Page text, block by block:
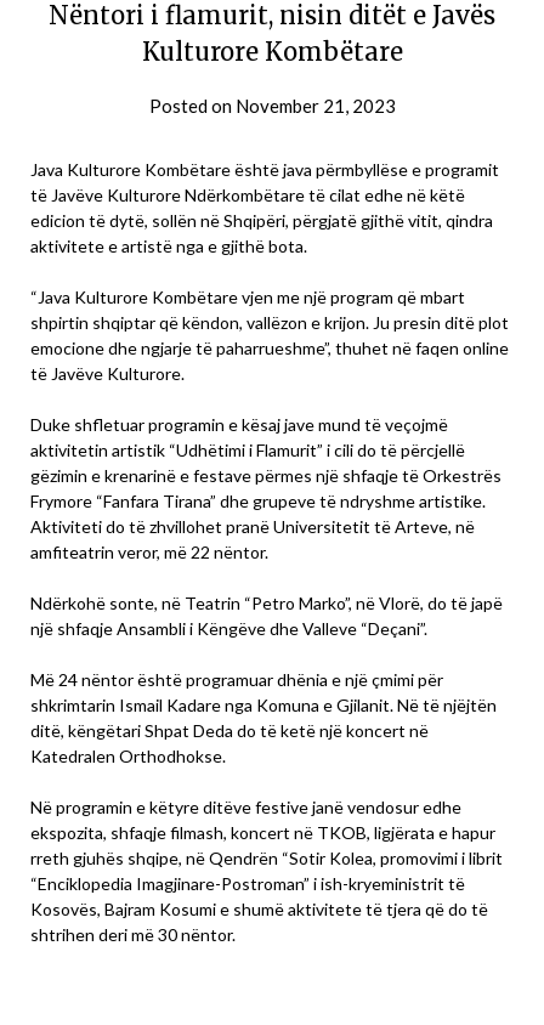
Nëntori i flamurit, nisin ditët e Javës
Kulturore Kombëtare
Posted on November 21, 2023
Java Kulturore Kombëtare është java përmbyllëse e programit
të Javëve Kulturore Ndërkombëtare të cilat edhe në këtë
edicion të dytë, sollën në Shqipëri, përgjatë gjithë vitit, qindra
aktivitete e artistë nga e gjithë bota.
“Java Kulturore Kombëtare vjen me një program që mbart
shpirtin shqiptar që këndon, vallëzon e krijon. Ju presin ditë plot
emocione dhe ngjarje të paharrueshme”, thuhet në faqen online
të Javëve Kulturore.
Duke shfletuar programin e kësaj jave mund të veçojmë
aktivitetin artistik “Udhëtimi i Flamurit” i cili do të përcjellë
gëzimin e krenarinë e festave përmes një shfaqje të Orkestrës
Frymore “Fanfara Tirana” dhe grupeve të ndryshme artistike.
Aktiviteti do të zhvillohet pranë Universitetit të Arteve, në
amfiteatrin veror, më 22 nëntor.
Ndërkohë sonte, në Teatrin “Petro Marko”, në Vlorë, do të japë
një shfaqje Ansambli i Këngëve dhe Valleve “Deçani”.
Më 24 nëntor është programuar dhënia e një çmimi për
shkrimtarin Ismail Kadare nga Komuna e Gjilanit. Në të njëjtën
ditë, këngëtari Shpat Deda do të ketë një koncert në
Katedralen Orthodhokse.
Në programin e këtyre ditëve festive janë vendosur edhe
ekspozita, shfaqje filmash, koncert në TKOB, ligjërata e hapur
rreth gjuhës shqipe, në Qendrën “Sotir Kolea, promovimi i librit
“Enciklopedia Imagjinare-Postroman” i ish-kryeministrit të
Kosovës, Bajram Kosumi e shumë aktivitete të tjera që do të
shtrihen deri më 30 nëntor.